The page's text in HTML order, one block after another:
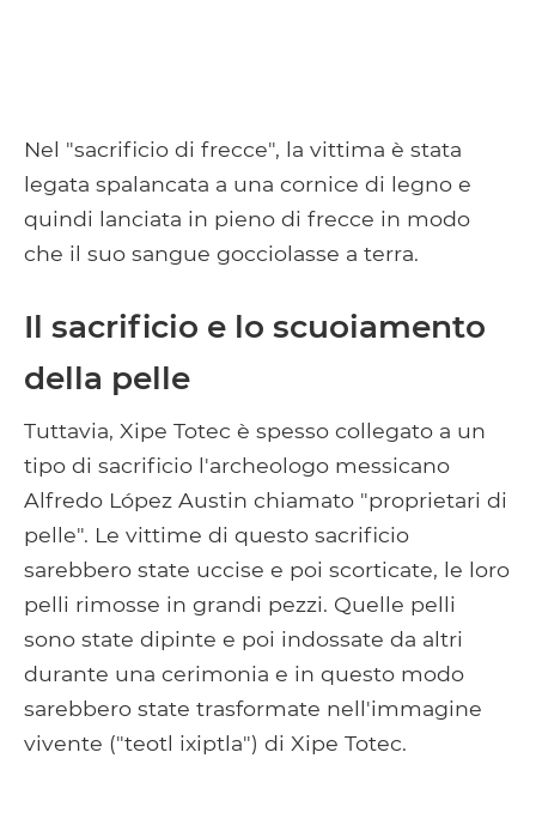
Nel "sacrificio di frecce", la vittima è stata
legata spalancata a una cornice di legno e
quindi lanciata in pieno di frecce in modo
che il suo sangue gocciolasse a terra.
Il sacrificio e lo scuoiamento
della pelle
Tuttavia, Xipe Totec è spesso collegato a un
tipo di sacrificio l'archeologo messicano
Alfredo López Austin chiamato "proprietari di
pelle". Le vittime di questo sacrificio
sarebbero state uccise e poi scorticate, le loro
pelli rimosse in grandi pezzi. Quelle pelli
sono state dipinte e poi indossate da altri
durante una cerimonia e in questo modo
sarebbero state trasformate nell'immagine
vivente ("teotl ixiptla") di Xipe Totec.